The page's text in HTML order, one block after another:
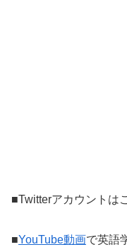
■Twitterアカウントは
■YouTube動画で英語